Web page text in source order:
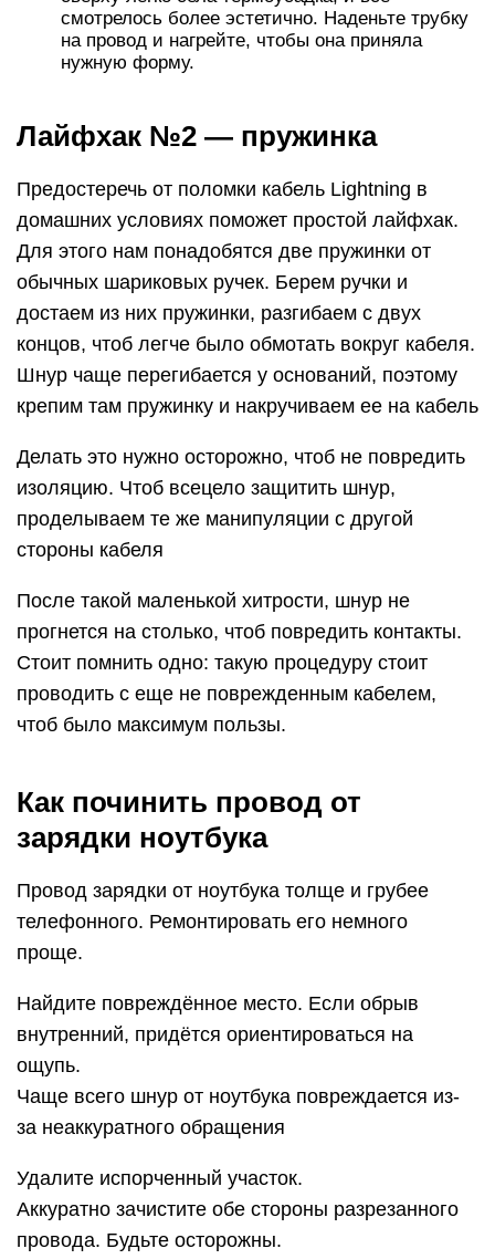
смотрелось более эстетично. Наденьте трубку
на провод и нагрейте, чтобы она приняла
нужную форму.
Лайфхак №2 — пружинка
Предостеречь от поломки кабель Lightning в
домашних условиях поможет простой лайфхак.
Для этого нам понадобятся две пружинки от
обычных шариковых ручек. Берем ручки и
достаем из них пружинки, разгибаем с двух
концов, чтоб легче было обмотать вокруг кабеля.
Шнур чаще перегибается у оснований, поэтому
крепим там пружинку и накручиваем ее на кабель
Делать это нужно осторожно, чтоб не повредить
изоляцию. Чтоб всецело защитить шнур,
проделываем те же манипуляции с другой
стороны кабеля
После такой маленькой хитрости, шнур не
прогнется на столько, чтоб повредить контакты.
Стоит помнить одно: такую процедуру стоит
проводить с еще не поврежденным кабелем,
чтоб было максимум пользы.
Как починить провод от
зарядки ноутбука
Провод зарядки от ноутбука толще и грубее
телефонного. Ремонтировать его немного
проще.
Найдите повреждённое место. Если обрыв
внутренний, придётся ориентироваться на
ощупь.
Чаще всего шнур от ноутбука повреждается из-
за неаккуратного обращения
Удалите испорченный участок.
Аккуратно зачистите обе стороны разрезанного
провода. Будьте осторожны.